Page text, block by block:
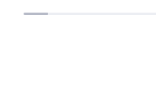
приятными.